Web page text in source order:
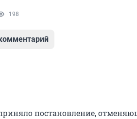
198
постановление,